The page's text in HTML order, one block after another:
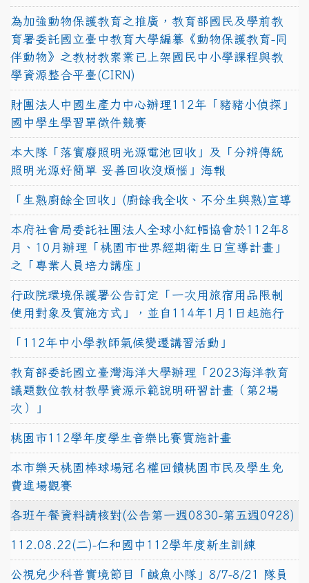
為加強動物保護教育之推廣，教育部國民及學前教
育署委託國立臺中教育大學編纂《動物保護教育-同
伴動物》之教材教案業已上架國民中小學課程與教
學資源整合平臺(CIRN)
財團法人中國生產力中心辦理112年「豬豬小偵探」
國中學生學習單徵件競賽
本大隊「落實廢照明光源電池回收」及「分辨傳統
照明光源好簡單 妥善回收沒煩惱」海報
「生熟廚餘全回收」(廚餘我全收、不分生與熟)宣導
本府社會局委託社團法人全球小紅帽協會於112年8
月、10月辦理「桃園市世界經期衛生日宣導計畫」
之「專業人員培力講座」
行政院環境保護署公告訂定「一次用旅宿用品限制
使用對象及實施方式」，並自114年1月1日起施行
「112年中小學教師氣候變遷講習活動」
教育部委託國立臺灣海洋大學辦理「2023海洋教育
議題數位教材教學資源示範說明研習計畫（第2場
次）」
桃園市112學年度學生音樂比賽實施計畫
本市樂天桃園棒球場冠名權回饋桃園市民及學生免
費進場觀賽
各班午餐資料請核對(公告第一週0830-第五週0928)
112.08.22(二)-仁和國中112學年度新生訓練
公視兒少科普實境節目「鹹魚小隊」8/7-8/21 隊員